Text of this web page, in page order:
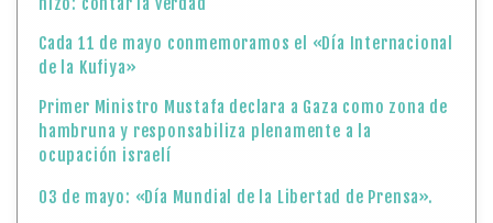
Cada 11 de mayo conmemoramos el «Día Internacional
de la Kufiya»
Primer Ministro Mustafa declara a Gaza como zona de
hambruna y responsabiliza plenamente a la
ocupación israelí
03 de mayo: «Día Mundial de la Libertad de Prensa».